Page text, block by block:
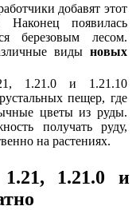
добавят этот
появилась
березовым лесом.
виды новых
1.21.0 и 1.21.10
пещер, где
цветы из руды.
получать руду,
на растениях.
1.21.0 и